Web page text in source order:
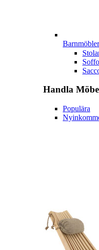
Barnmöbler
Handla
Populära